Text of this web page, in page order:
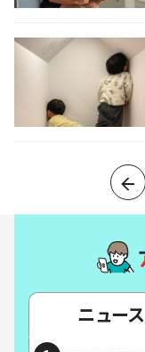
ニュース